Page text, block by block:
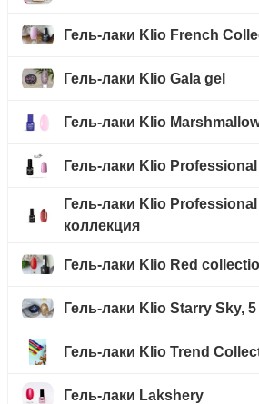
Гель-лаки Klio French
Гель-лаки Klio Gala gel
Гель-лаки Klio
Гель-лаки Klio
Гель-лаки Klio
коллекция
Гель-лаки Klio Red
Гель-лаки Klio Starry Sky, 5
Гель-лаки Klio Trend
Гель-лаки Lakshery